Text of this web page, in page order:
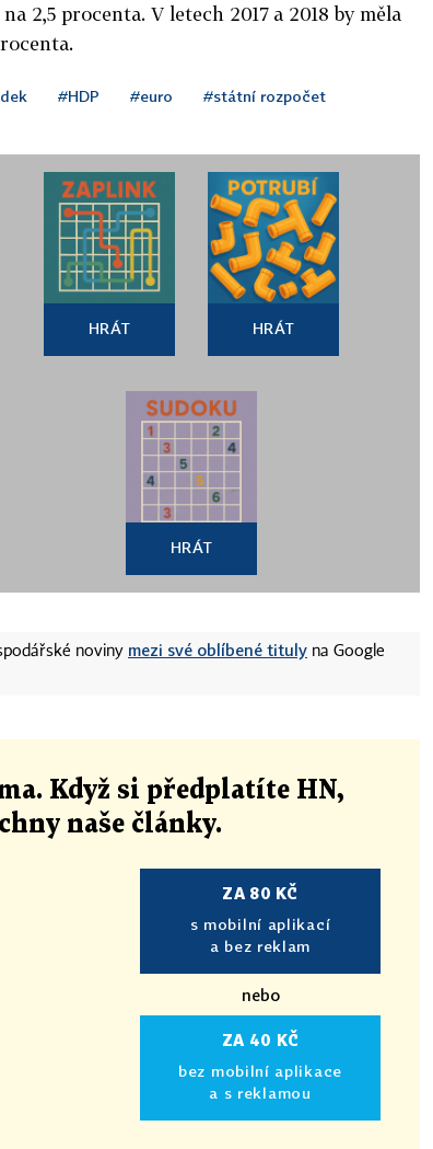
2,5 procenta. V letech 2017 a 2018 by měla
#HDP #euro #státní rozpočet
HRÁT HRÁT
HRÁT
noviny mezi své oblíbené tituly na Google
Když si předplatíte HN,
naše články.
ZA 80 KČ
s mobilní aplikací
a bez reklam
nebo
ZA 40 KČ
bez mobilní aplikace
a s reklamou